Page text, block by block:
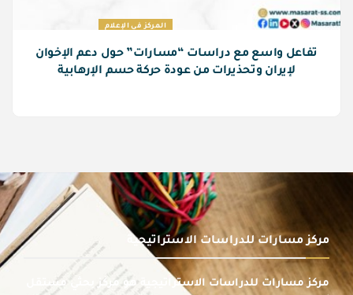
المركز في الإعلام
تفاعل واسع مع دراسات “مسارات” حول دعم الإخوان
لإيران وتحذيرات من عودة حركة حسم الإرهابية
مركز مسارات للدراسات الاستراتيجية
مركز مسارات للدراسات الاستراتيجية هو مركز بحثي مستقل